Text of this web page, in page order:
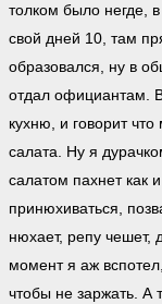
толком было негде,
свой дней 10, там
образовался, ну в
отдал официантам.
кухню, и говорит
салата. Ну я
салатом пахнет как
принюхиваться,
нюхает, репу чешет,
момент я аж
чтобы не заржать. А